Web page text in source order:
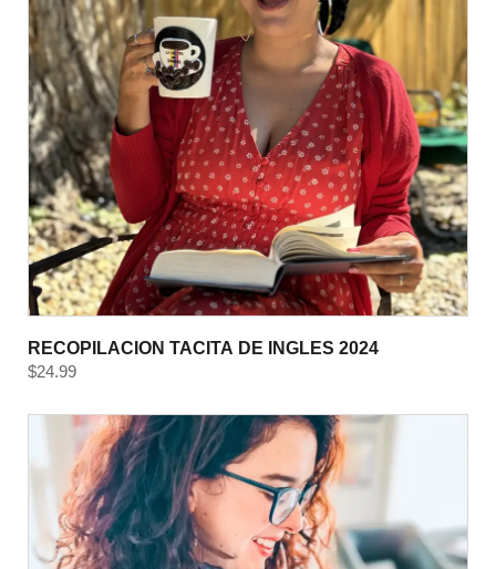
RECOPILACION TACITA DE INGLES 2024
$24.99